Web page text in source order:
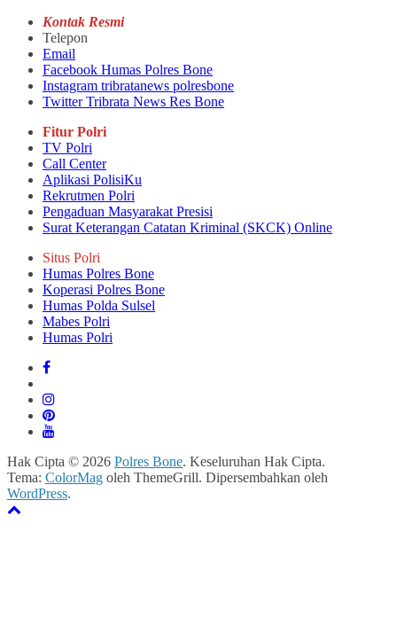
Kontak Resmi
Telepon
Email
Facebook Humas Polres Bone
Instagram tribratanews polresbone
Twitter Tribrata News Res Bone
Fitur Polri
TV Polri
Call Center
Aplikasi PolisiKu
Rekrutmen Polri
Pengaduan Masyarakat Presisi
Surat Keterangan Catatan Kriminal (SKCK) Online
Situs Polri
Humas Polres Bone
Koperasi Polres Bone
Humas Polda Sulsel
Mabes Polri
Humas Polri
Hak Cipta © 2026 Polres Bone. Keseluruhan Hak Cipta.
Tema: ColorMag oleh ThemeGrill. Dipersembahkan oleh
WordPress.